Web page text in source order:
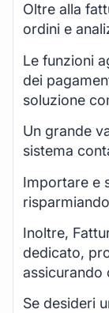
Oltre alla
ordini e
Le funzioni
dei
soluzione
Un grande
sistema
Importare e
Inoltre,
dedicato,
assicurando
Se desideri